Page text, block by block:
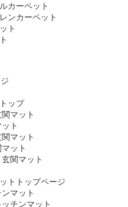
カーペット
ンカーペット
ト
ップ
マット
ト
マット
ット
関マット
トトップページ
マット
チンマット